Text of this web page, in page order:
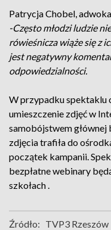
Patrycja Chobel,
-Często młodzi ludzie
rówieśnicza wiąże się z
jest negatywny
odpowiedzialności.
W przypadku spektaklu
umieszczenie zdjęć w
samobójstwem głównej
zdjęcia trafiła do
początek kampanii.
bezpłatne webinary
szkołach .
Źródło: TVP3 Rzeszów